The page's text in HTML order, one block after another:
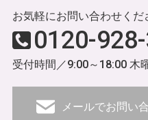
お気軽にお問い合わせくだ
0120-
受付時間／9:00～18:00 木
メールでお問い